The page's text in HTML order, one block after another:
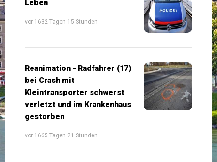
Leben
vor 1632 Tagen 15 Stunden
Reanimation - Radfahrer (17)
bei Crash mit
Kleintransporter schwerst
verletzt und im Krankenhaus
gestorben
vor 1665 Tagen 21 Stunden